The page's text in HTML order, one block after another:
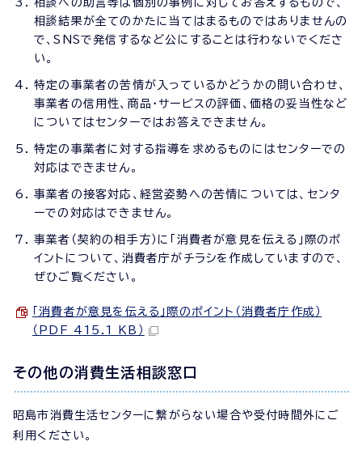
相談への助言等は個別の事例に対してお答えするもので、
相談結果が全てのかたに当てはまるものではありませんの
で、SNSで発信するなど公にすることは行わないでくださ
い。
特定の事業者の苦情が入っているかどうかの問い合わせ、
事業者の信用性、商品・サービスの評価、価格の妥当性など
についてはセンターではお答えできません。
特定の事業者に対する指導を求めるものにはセンターでの
対応はできません。
事業者の接客対応、経営姿勢への苦情については、センタ
ーでの対応はできません。
事業者（契約の相手方）に「消費者が意見を伝える」際のポ
イントについて、消費者庁がチラシを作成していますので、
ぜひご覧ください。
「消費者が意見を伝える」際のポイント（消費者庁作成）
（PDF 415.1 KB）
その他の消費生活相談窓口
昭島市消費生活センターに繋がらない場合や受付時間外にご
利用ください。